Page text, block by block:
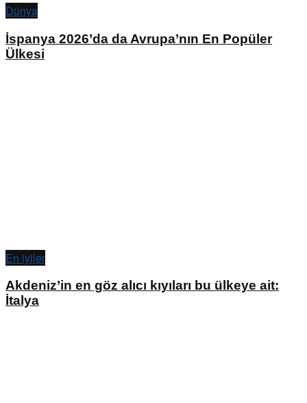
Dünya
İspanya 2026’da da Avrupa’nın En Popüler
Ülkesi
En iyiler
Akdeniz’in en göz alıcı kıyıları bu ülkeye ait:
İtalya